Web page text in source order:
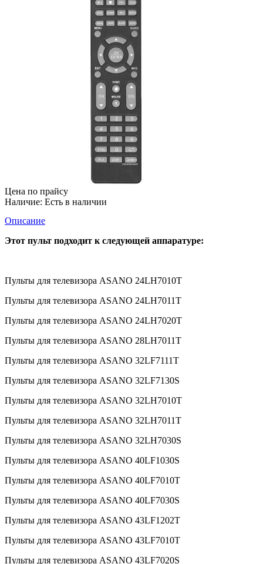
Цена по прайсу
Наличие: Есть в наличии
Описание
Этот пульт подходит к следующей аппаратуре:
Пульты для телевизора ASANO 24LH7010T
Пульты для телевизора ASANO 24LH7011T
Пульты для телевизора ASANO 24LH7020T
Пульты для телевизора ASANO 28LH7011T
Пульты для телевизора ASANO 32LF7111T
Пульты для телевизора ASANO 32LF7130S
Пульты для телевизора ASANO 32LH7010T
Пульты для телевизора ASANO 32LH7011T
Пульты для телевизора ASANO 32LH7030S
Пульты для телевизора ASANO 40LF1030S
Пульты для телевизора ASANO 40LF7010T
Пульты для телевизора ASANO 40LF7030S
Пульты для телевизора ASANO 43LF1202T
Пульты для телевизора ASANO 43LF7010T
Пульты для телевизора ASANO 43LF7020S